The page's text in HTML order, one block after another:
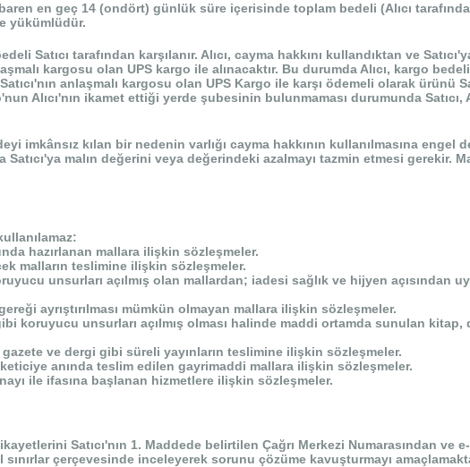
en geç 14 (ondört) günlük süre içerisinde toplam bedeli (Alıcı
yükümlüdür.
Satıcı tarafından karşılanır. Alıcı, cayma hakkını kullandıktan ve
kargosu olan UPS kargo ile alınacaktır. Bu durumda Alıcı, kargo
anlaşmalı kargosu olan UPS Kargo ile karşı ödemeli olarak ürünü
Alıcı'nın ikamet ettiği yerde şubesinin bulunmaması durumunda Satıcı,
imkânsız kılan bir nedenin varlığı cayma hakkının kullanılmasına
malın değerini veya değerindeki azalmayı tazmin etmesi gerekir.
hazırlanan mallara ilişkin sözleşmeler.
malların teslimine ilişkin sözleşmeler.
unsurları açılmış olan mallardan; iadesi sağlık ve hijyen açısından
ayrıştırılması mümkün olmayan mallara ilişkin sözleşmeler.
koruyucu unsurları açılmış olması halinde maddi ortamda sunulan
ve dergi gibi süreli yayınların teslimine ilişkin sözleşmeler.
anında teslim edilen gayrimaddi mallara ilişkin sözleşmeler.
ile ifasına başlanan hizmetlere ilişkin sözleşmeler.
Satıcı'nın 1. Maddede belirtilen Çağrı Merkezi Numarasından ve
çerçevesinde inceleyerek sorunu çözüme kavuşturmayı